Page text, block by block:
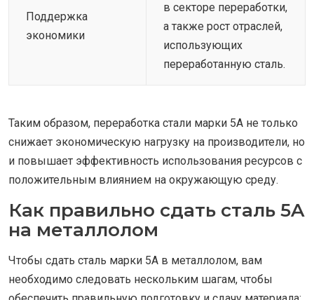
Поддержка
экономики
в секторе переработки,
а также рост отраслей,
использующих
переработанную сталь.
Таким образом, переработка стали марки 5A не только
снижает экономическую нагрузку на производители, но
и повышает эффективность использования ресурсов с
положительным влиянием на окружающую среду.
Как правильно сдать сталь 5A
на металлолом
Чтобы сдать сталь марки 5A в металлолом, вам
необходимо следовать нескольким шагам, чтобы